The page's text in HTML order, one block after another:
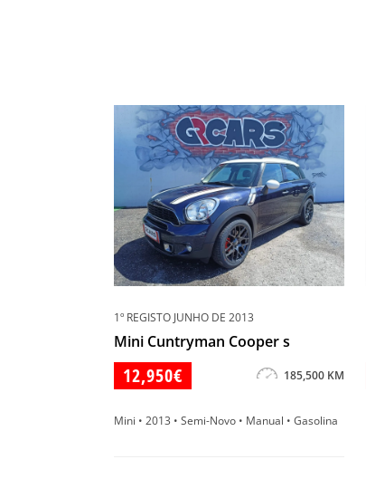
1º REGISTO JUNHO DE 2013
Mini Cuntryman Cooper s
12,950€ 185,500 KM
Mini • 2013 • Semi-Novo • Manual • Gasolina